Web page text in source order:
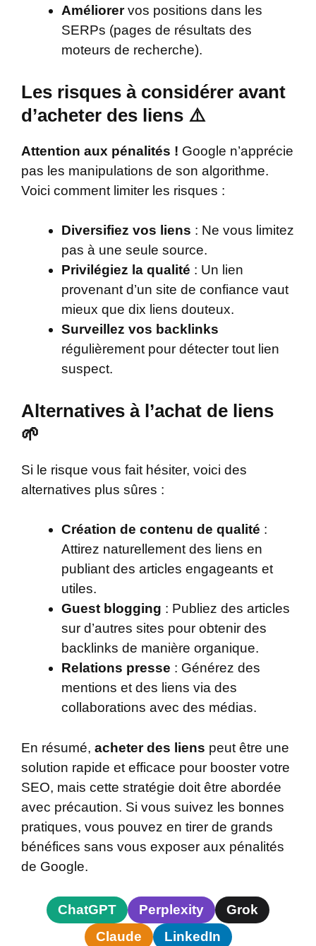
Améliorervos positions dans les
SERPs (pages de résultats des
moteurs de recherche).
Les risques à considérer avant
d’acheter des liens ⚠️
Attention aux pénalités ! Google n’apprécie
pas les manipulations de son algorithme.
Voici comment limiter les risques :
Diversifiez vos liens : Ne vous limitez
pas à une seule source.
Privilégiez la qualité : Un lien
provenant d’un site de confiance vaut
mieux que dix liens douteux.
Surveillez vos backlinks
régulièrement pour détecter tout lien
suspect.
Alternatives à l’achat de liens
🌱
Si le risque vous fait hésiter, voici des
alternatives plus sûres :
Création de contenu de qualité :
Attirez naturellement des liens en
publiant des articles engageants et
utiles.
Guest blogging : Publiez des articles
sur d’autres sites pour obtenir des
backlinks de manière organique.
Relations presse : Générez des
mentions et des liens via des
collaborations avec des médias.
En résumé, acheter des liens peut être une
solution rapide et efficace pour booster votre
SEO, mais cette stratégie doit être abordée
avec précaution. Si vous suivez les bonnes
pratiques, vous pouvez en tirer de grands
bénéfices sans vous exposer aux pénalités
de Google.
ChatGPT Perplexity
Grok
Claude
LinkedIn